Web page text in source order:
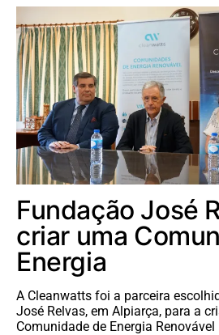
Fundação José
criar uma
Energia
A Cleanwatts foi a parceira
José Relvas, em Alpiarça, para a
Comunidade de Energia Renovável